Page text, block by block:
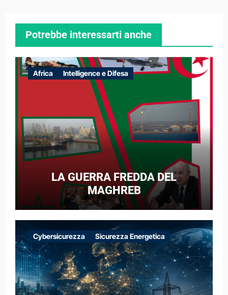
Potrebbe interessarti anche
Africa Intelligence e Difesa
LA GUERRA FREDDA DEL
MAGHREB
Cybersicurezza Sicurezza Energetica